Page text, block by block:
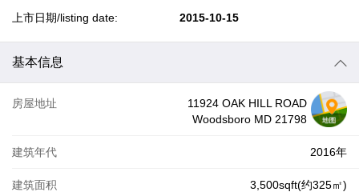
上市日期/listing date: 2015-10-15
基本信息
房屋地址
11924 OAK HILL ROAD
Woodsboro MD 21798
建筑年代 2016年
建筑面积 3,500sqft(约325㎡)